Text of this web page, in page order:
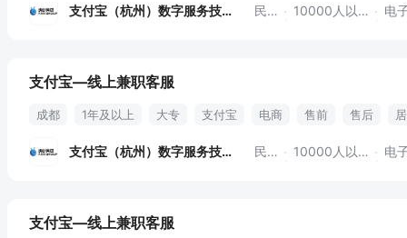
支付宝（杭州）数字服务技术 民营 10000人以上 电
支付宝—线上兼职客服
成都 1年及以上 大专 支付宝 电商 售前 售后
支付宝（杭州）数字服务技术 民营 10000人以上 电
支付宝—线上兼职客服